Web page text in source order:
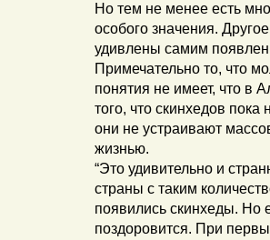
Но тем не менее есть
особого значения.
удивлены самим
Примечательно то, что
понятия не имеет, что в
того, что скинхедов
они не устраивают
жизнью.
“Это удивительно и
страны с таким
появились скинхеды. Но
поздоровится. При